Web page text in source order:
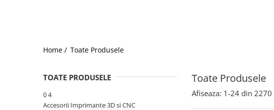
MULTIMATERIAL
Home / Toate Produsele
Toate Produsele
TOATE PRODUSELE
0 4
Accesorii Imprimante 3D si CNC
Afiseaza: 1-24 din 2270